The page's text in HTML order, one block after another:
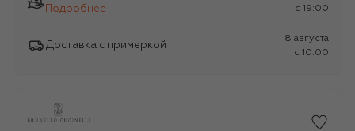
Подробнее
c 19:00
Доставка с примеркой
8 августа
c 10:00